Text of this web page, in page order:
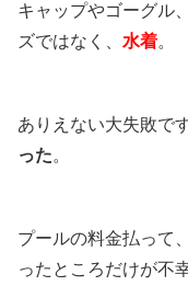
キャップやゴーグル
ズではなく、 水着。
ありえない大失敗で
った。
プールの料金払って
ったところだけが不